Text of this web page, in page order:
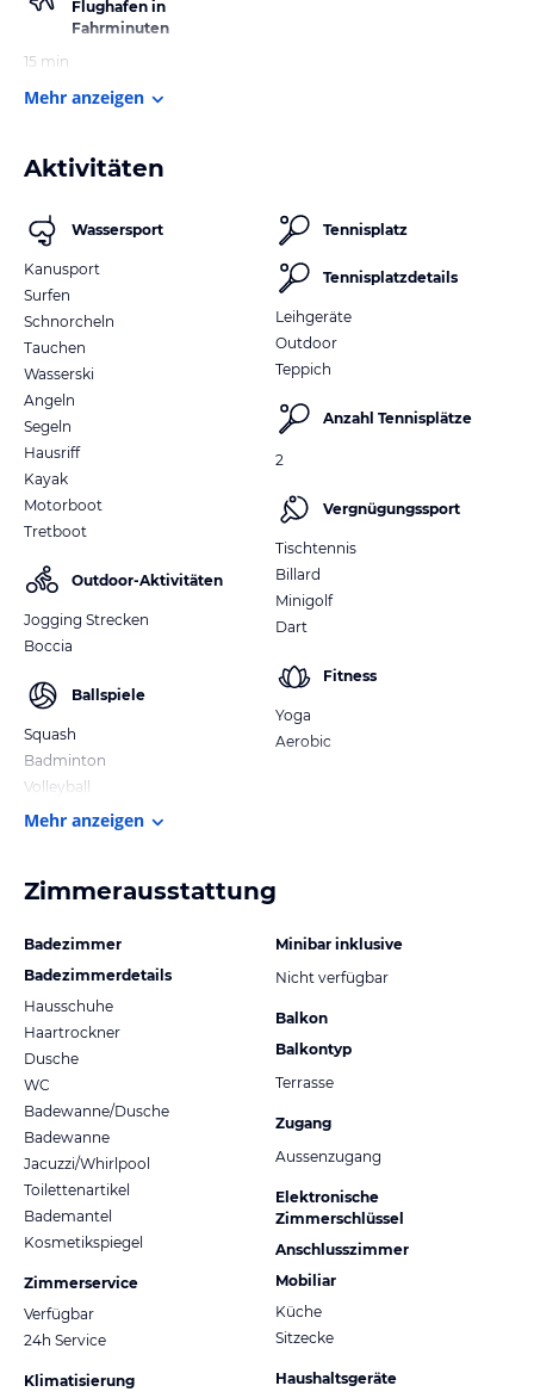
Flughafen in
Fahrminuten
15 min
Mehr anzeigen
Aktivitäten
Wassersport
Kanusport
Surfen
Schnorcheln
Tauchen
Wasserski
Angeln
Segeln
Hausriff
Kayak
Motorboot
Tretboot
Outdoor-Aktivitäten
Jogging Strecken
Boccia
Ballspiele
Squash
Badminton
Volleyball
Tennisplatz
Tennisplatzdetails
Leihgeräte
Outdoor
Teppich
Anzahl Tennisplätze
2
Vergnügungssport
Tischtennis
Billard
Minigolf
Dart
Fitness
Yoga
Aerobic
Mehr anzeigen
Zimmerausstattung
Badezimmer
Badezimmerdetails
Hausschuhe
Haartrockner
Dusche
WC
Badewanne/Dusche
Badewanne
Jacuzzi/Whirlpool
Toilettenartikel
Bademantel
Kosmetikspiegel
Zimmerservice
Verfügbar
24h Service
Klimatisierung
Minibar inklusive
Nicht verfügbar
Balkon
Balkontyp
Terrasse
Zugang
Aussenzugang
Elektronische
Zimmerschlüssel
Anschlusszimmer
Mobiliar
Küche
Sitzecke
Haushaltsgeräte